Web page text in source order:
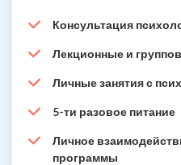
Консультация
Лекционные и
Личные занятия с
5-ти разовое питание
Личное
программы